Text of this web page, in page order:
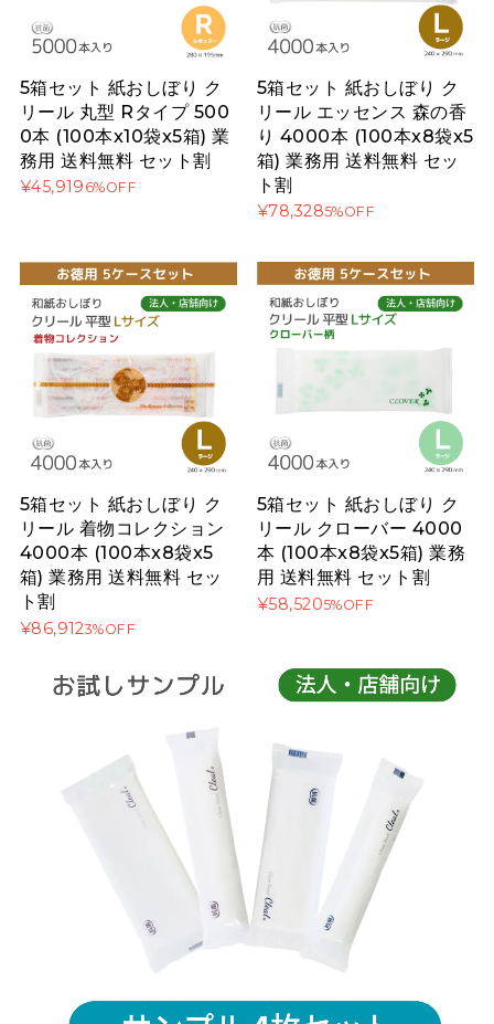
5箱セット 紙おしぼり ク
リール 丸型 Rタイプ 500
0本 (100本x10袋x5箱) 業
務用 送料無料 セット割
¥45,919 6%OFF
5箱セット 紙おしぼり ク
リール エッセンス 森の香
り 4000本 (100本x8袋x5
箱) 業務用 送料無料 セッ
ト割
¥78,3285%OFF
5箱セット 紙おしぼり ク
リール 着物コレクション
4000本 (100本x8袋x5
箱) 業務用 送料無料 セッ
ト割
¥86,9123%OFF
5箱セット 紙おしぼり ク
リール クローバー 4000
本 (100本x8袋x5箱) 業務
用 送料無料 セット割
¥58,5205%OFF